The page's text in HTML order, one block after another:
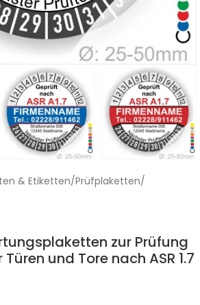
& Etiketten/Prüfplaketten/
zur Prüfung
und Tore nach ASR 1.7